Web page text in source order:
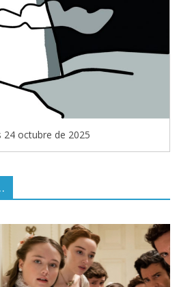
24 octubre de 2025